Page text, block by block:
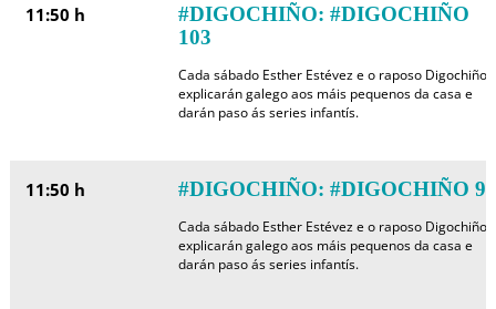
11:50 h
#DIGOCHIÑO: #DIGOCHIÑO
103
Cada sábado Esther Estévez e o raposo Digochiño
explicarán galego aos máis pequenos da casa e
darán paso ás series infantís.
11:50 h #DIGOCHIÑO: #DIGOCHIÑO 92
Cada sábado Esther Estévez e o raposo Digochiño
explicarán galego aos máis pequenos da casa e
darán paso ás series infantís.